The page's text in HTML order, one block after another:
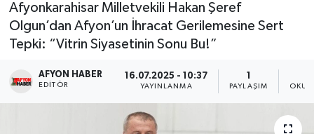
Afyonkarahisar Milletvekili Hakan Şeref
Olgun’dan Afyon’un İhracat Gerilemesine Sert
Tepki: “Vitrin Siyasetinin Sonu Bu!”
AFYON HABER
EDITÖR
16.07.2025 - 10:37
YAYINLANMA PAYLAŞIM
Ekonomi
Magazin
Etkinlikler